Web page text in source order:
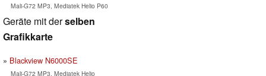
Mali-G72 MP3, Mediatek Helio P60
Geräte mit derselben
Grafikkarte
Blackview N6000SE
Mali-G72 MP3, Mediatek Helio